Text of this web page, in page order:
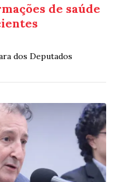
de saúde
dos Deputados